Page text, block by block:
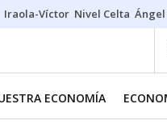
Iraola-Víctor Nivel Celta Ángel
ECONOMÍA